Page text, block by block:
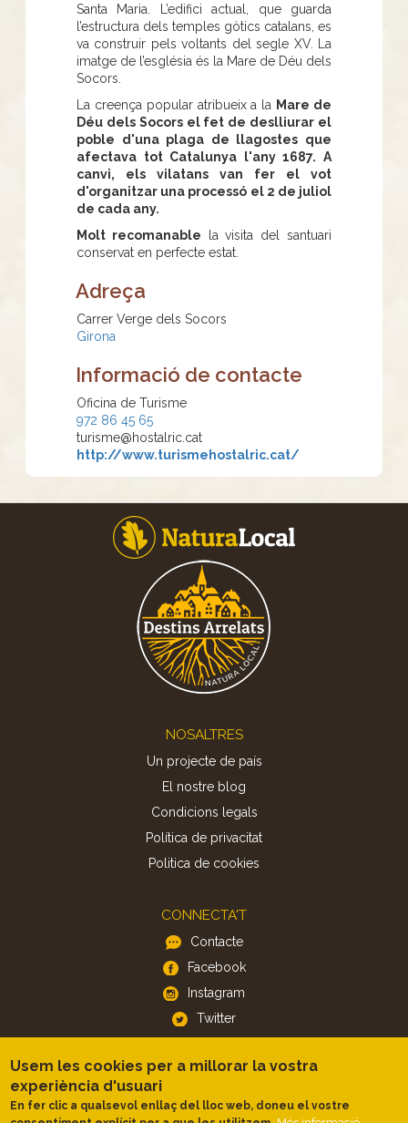
Santa Maria. L’edifici actual, que guarda
l’estructura dels temples gòtics catalans, es
va construir pels voltants del segle XV. La
imatge de l’església és la Mare de Déu dels
Socors.
La creença popular atribueix a la Mare de
Déu dels Socors el fet de deslliurar el
poble d'una plaga de llagostes que
afectava tot Catalunya l'any 1687. A
canvi, els vilatans van fer el vot
d'organitzar una processó el 2 de juliol
de cada any.
Molt recomanable la visita del santuari
conservat en perfecte estat.
Adreça
Carrer Verge dels Socors
Girona
Informació de contacte
Oficina de Turisme
972 86 45 65
turisme@hostalric.cat
http://www.turismehostalric.cat/
NOSALTRES
Un projecte de país
El nostre blog
Condicions legals
Política de privacitat
Politica de cookies
CONNECTA'T
Contacte
Facebook
Instagram
Twitter
APP
Usem les cookies per a millorar la vostra
experiència d'usuari
En fer clic a qualsevol enllaç del lloc web, doneu el vostre